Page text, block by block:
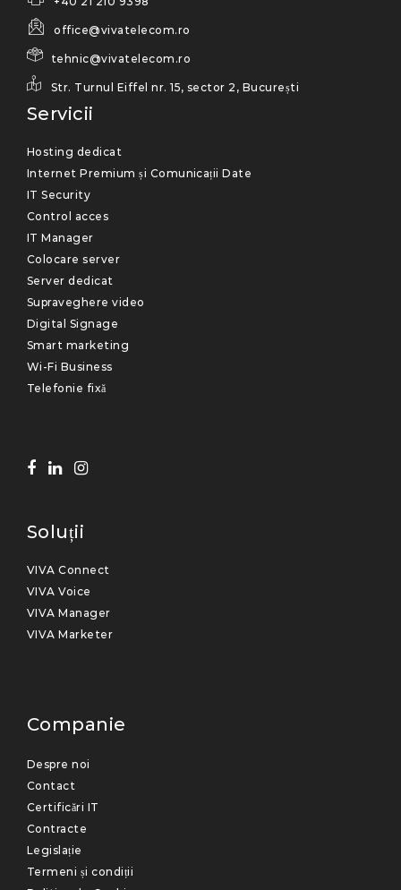
office@vivatelecom.ro
tehnic@vivatelecom.ro
Str. Turnul Eiffel nr. 15, sector 2, București
Servicii
Hosting dedicat
Internet Premium și Comunicații Date
IT Security
Control acces
IT Manager
Colocare server
Server dedicat
Supraveghere video
Digital Signage
Smart marketing
Wi-Fi Business
Telefonie fixă
Soluții
VIVA Connect
VIVA Voice
VIVA Manager
VIVA Marketer
Companie
Despre noi
Contact
Certificări IT
Contracte
Legislație
Termeni și condiții